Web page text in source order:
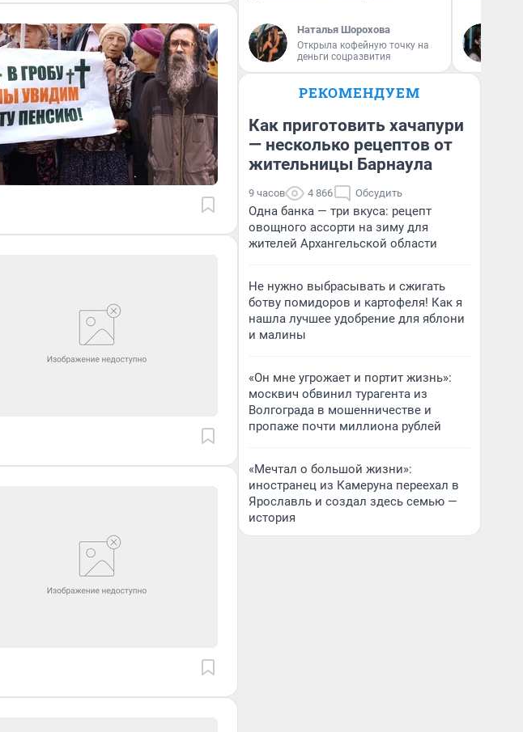
Наталья Шорохова
Открыла кофейную точку на
деньги соцразвития
РЕКОМЕНДУЕМ
Как приготовить хачапури
— несколько рецептов от
жительницы Барнаула
9 часов 4 866 Обсудить
Одна банка — три вкуса: рецепт
овощного ассорти на зиму для
жителей Архангельской области
Не нужно выбрасывать и сжигать
ботву помидоров и картофеля! Как я
нашла лучшее удобрение для яблони
и малины
«Он мне угрожает и портит жизнь»:
москвич обвинил турагента из
Волгограда в мошенничестве и
пропаже почти миллиона рублей
«Мечтал о большой жизни»:
иностранец из Камеруна переехал в
Ярославль и создал здесь семью —
история